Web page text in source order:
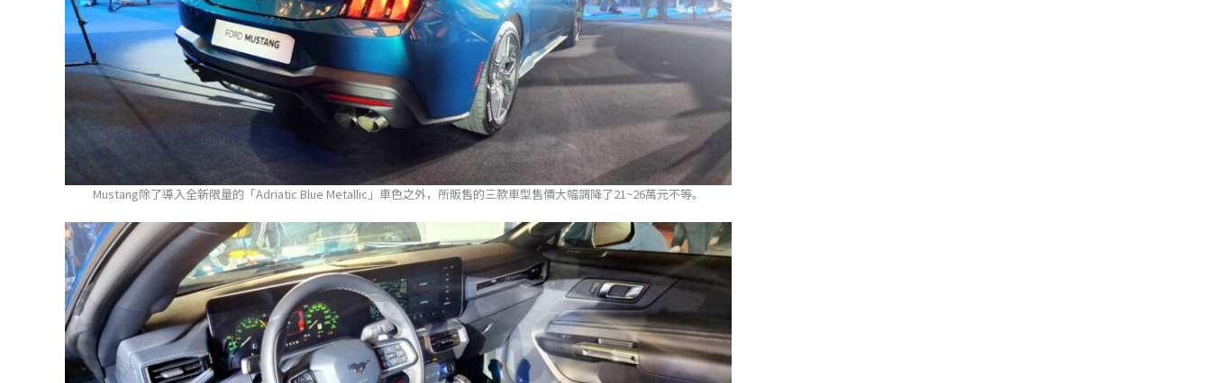
Mustang除了導入全新限量的「Adriatic Blue Metallic」車色之外，所販售的三款車型售價大幅調降了21~26萬元不等。